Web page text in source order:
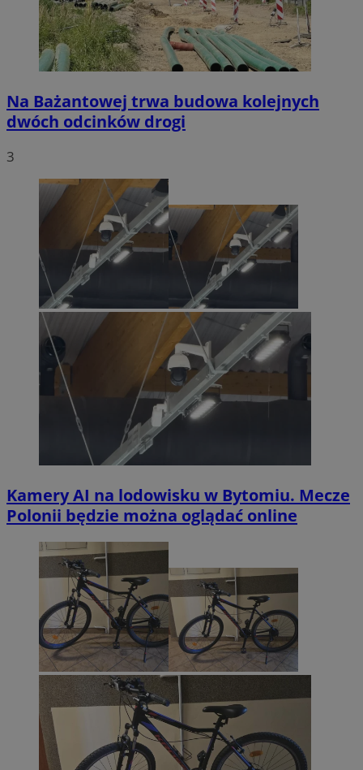
Na Bażantowej trwa budowa kolejnych
dwóch odcinków drogi
3
Kamery AI na lodowisku w Bytomiu. Mecze
Polonii będzie można oglądać online